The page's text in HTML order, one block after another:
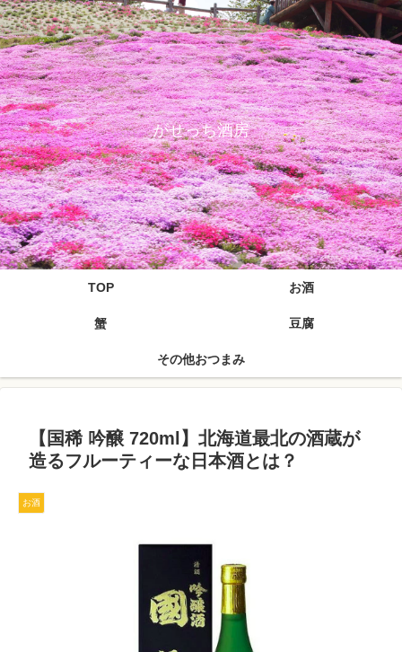
がせっち酒房
TOP お酒
蟹 豆腐
その他おつまみ
【国稀 吟醸 720ml】北海道最北の酒蔵が
造るフルーティーな日本酒とは？
お酒